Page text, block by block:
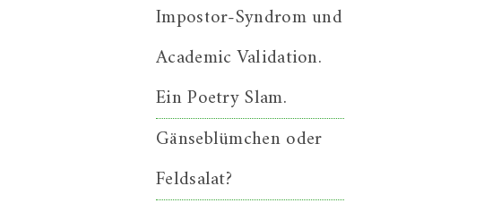
Impostor-Syndrom und
Academic Validation.
Ein Poetry Slam.
Gänseblümchen oder
Feldsalat?